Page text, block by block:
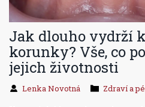
Jak dlouho vydrží
korunky? Vše, co
jejich životnosti
Lenka Novotná Zdraví a